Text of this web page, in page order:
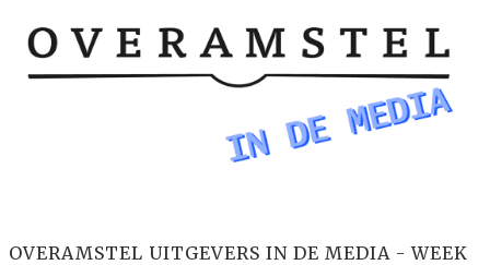
OVERAMSTEL UITGEVERS IN DE MEDIA - WEEK